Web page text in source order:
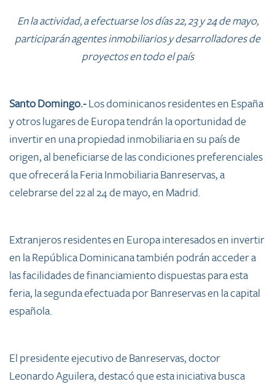
En la actividad, a efectuarse los días 22, 23 y 24 de mayo,
participarán agentes inmobiliarios y desarrolladores de
proyectos en todo el país
Santo Domingo.-Los dominicanos residentes en España
y otros lugares de Europa tendrán la oportunidad de
invertir en una propiedad inmobiliaria en su país de
origen, al beneficiarse de las condiciones preferenciales
que ofrecerá la Feria Inmobiliaria Banreservas, a
celebrarse del 22 al 24 de mayo, en Madrid.
Extranjeros residentes en Europa interesados en invertir
en la República Dominicana también podrán acceder a
las facilidades de financiamiento dispuestas para esta
feria, la segunda efectuada por Banreservas en la capital
española.
El presidente ejecutivo de Banreservas, doctor
Leonardo Aguilera, destacó que esta iniciativa busca